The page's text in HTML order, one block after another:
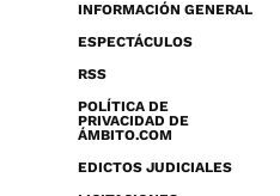
INFORMACIÓN GENERAL
ESPECTÁCULOS
RSS
POLÍTICA DE
PRIVACIDAD DE
ÁMBITO.COM
EDICTOS JUDICIALES